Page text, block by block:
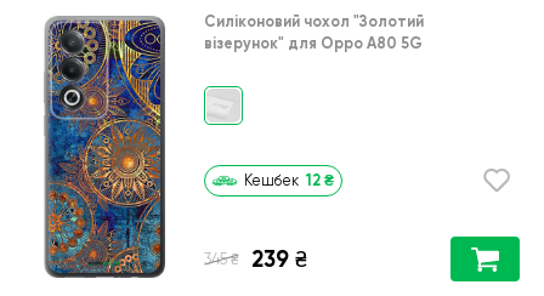
Силіконовий чохол "Золотий
візерунок" для Oppo A80 5G
Кешбек 12 ₴
345 ₴ 239 ₴